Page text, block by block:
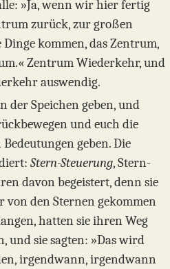
»Ja, wenn wir hier fertig
zurück, zur großen
kommen, das Zentrum,
Zentrum Wiederkehr, und
auswendig.
der Speichen geben, und
und euch die
geben. Die
Stern-Steuerung, Stern-
davon begeistert, denn sie
von den Sternen gekommen
hatten sie ihren Weg
und sie sagten: »Das wird
irgendwann, irgendwann